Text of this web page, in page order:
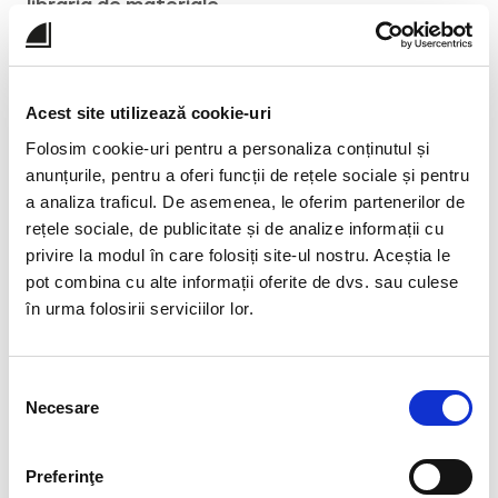
Acest site utilizează cookie-uri
Folosim cookie-uri pentru a personaliza conținutul și
anunțurile, pentru a oferi funcții de rețele sociale și pentru
a analiza traficul. De asemenea, le oferim partenerilor de
rețele sociale, de publicitate și de analize informații cu
privire la modul în care folosiți site-ul nostru. Aceștia le
pot combina cu alte informații oferite de dvs. sau culese
în urma folosirii serviciilor lor.
consimțământului
Necesare
Preferinţe
librăria de materiale.
Când vine vorba despre
principale diferențe pe
platformei EDUS în școală, domnul director
obținute de elevi și avem ceea ce se numește o
comunicare eficientă.”Iar dacă e să vorbim
despreîmbunătățirile majore pe care le-a adus
învățământul online, pe listă ocupă loc de
frunte atâtprezența elevilor la cursuri, cât și
rezultatele școlare generale.
continuăm ceea ce facem:„provocări sunt în
întotdeauna am găsit soluțiile cele mai bune”.
alături de fiecare dată!